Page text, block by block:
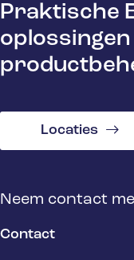
Praktische
Locaties
Neem contact
Contact